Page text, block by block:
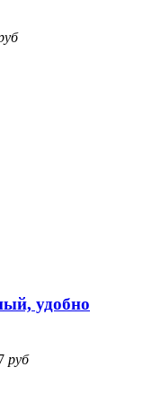
удобно
руб